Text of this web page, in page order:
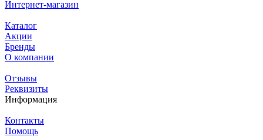
Интернет-магазин
Каталог
Акции
Бренды
О компании
Отзывы
Реквизиты
Информация
Контакты
Помощь